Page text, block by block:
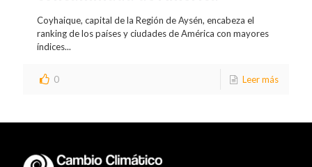
Coyhaique, capital de la Región de Aysén, encabeza el
ranking de los países y ciudades de América con mayores
índices...
0 Leer más